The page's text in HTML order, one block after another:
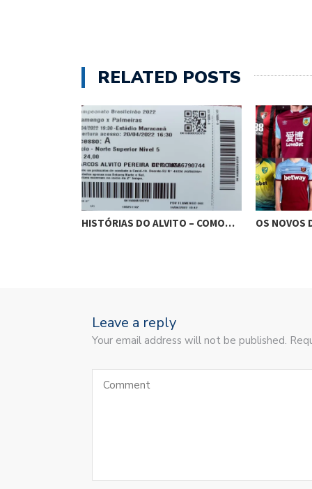
RELATED POSTS
OS NOVOS DONOS DO FUTEBOL 7
Leave a reply
Your email address will not be published.